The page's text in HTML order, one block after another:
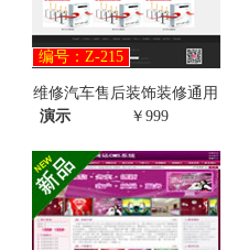
编号：Z-215
维修汽车售后装饰装修通用
演示
￥999